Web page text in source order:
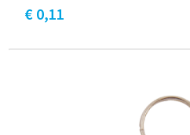
€ 0,11